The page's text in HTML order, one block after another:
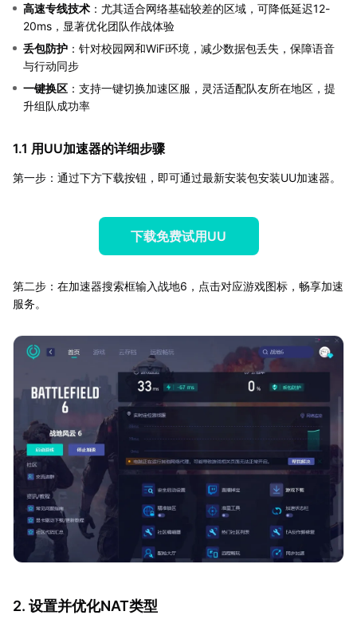
高速专线技术 ：尤其适合网络基础较差的区域，可降低延迟12-
20ms，显著优化团队作战体验
丢包防护 ：针对校园网和WiFi环境，减少数据包丢失，保障语音
与行动同步
一键换区 ：支持一键切换加速区服，灵活适配队友所在地区，提
升组队成功率
1.1 用UU加速器的详细步骤
第一步：通过下方下载按钮，即可通过最新安装包安装UU加速器。
下载免费试用UU
第二步：在加速器搜索框输入战地6，点击对应游戏图标，畅享加速
服务。
2. 设置并优化NAT类型